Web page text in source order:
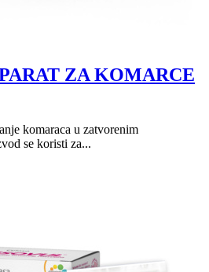
ZA KOMARCE
komaraca u zatvorenim
se koristi za...